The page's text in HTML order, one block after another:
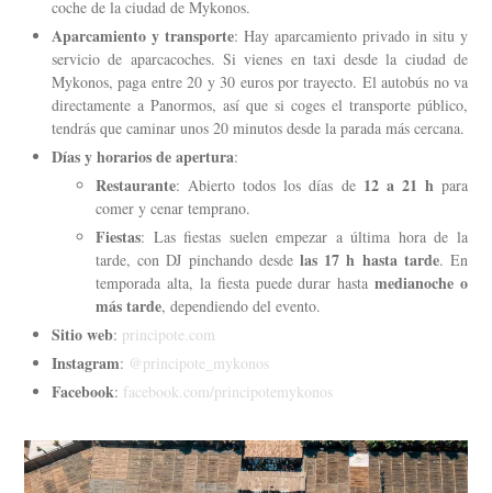
coche de la ciudad de Mykonos.
Aparcamiento y transporte: Hay aparcamiento privado in situ y
servicio de aparcacoches. Si vienes en taxi desde la ciudad de
Mykonos, paga entre 20 y 30 euros por trayecto. El autobús no va
directamente a Panormos, así que si coges el transporte público,
tendrás que caminar unos 20 minutos desde la parada más cercana.
Días y horarios de apertura:
Restaurante: Abierto todos los días de 12 a 21 h para
comer y cenar temprano.
Fiestas: Las fiestas suelen empezar a última hora de la
tarde, con DJ pinchando desde las 17 h hasta tarde. En
temporada alta, la fiesta puede durar hastamedianoche o
más tarde, dependiendo del evento.
Sitio web: principote.com
Instagram: @principote_mykonos
Facebook: facebook.com/principotemykonos